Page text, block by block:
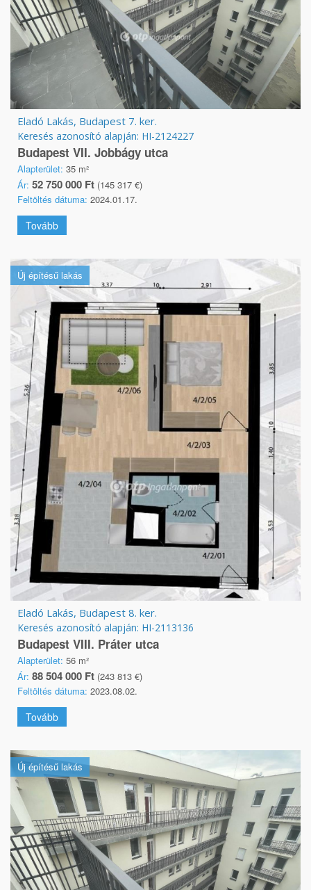
Eladó Lakás, Budapest 7. ker.
Keresés azonosító alapján: HI-2124227
Budapest VII. Jobbágy utca
Alapterület: 35 m²
Ár: 52 750 000 Ft (145 317 €)
Feltöltés dátuma: 2024.01.17.
Tovább
Új építésű lakás
Eladó Lakás, Budapest 8. ker.
Keresés azonosító alapján: HI-2113136
Budapest VIII. Práter utca
Alapterület: 56 m²
Ár: 88 504 000 Ft (243 813 €)
Feltöltés dátuma: 2023.08.02.
Tovább
Új építésű lakás